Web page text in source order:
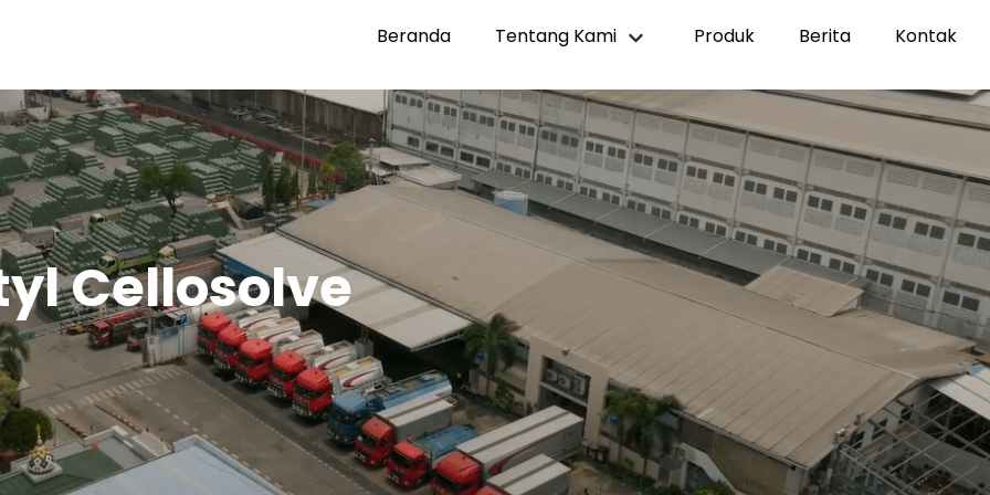
Beranda Tentang Kami Produk Berita Kontak
Cellosolve